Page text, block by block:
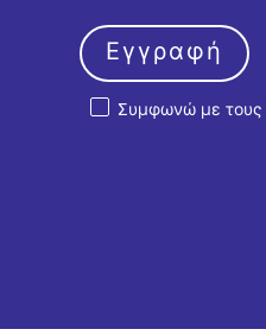
Συμφωνώ με τους
Εγγραφή